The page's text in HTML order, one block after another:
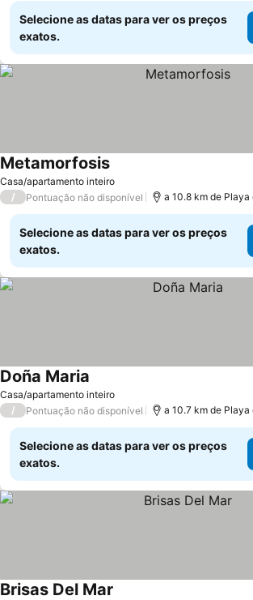
Selecione as datas para ver os preços
exatos.
Casa/apartamento inteiro
MetamorfosisVer preços
/ Pontuação não disponível a 10.8 km de
Selecione as datas para ver os preços
exatos.
Casa/apartamento inteiro
Doña Maria
/ Pontuação não disponível a 10.7 km de
Selecione as datas para ver os preços
exatos.
Brisas Del Mar